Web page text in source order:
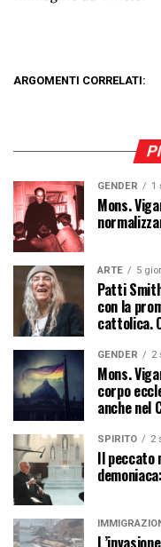
ARGOMENTI CORRELATI:
GENDER 1
Mons.
ARTE 5
Patti
con la
cattolica.
GENDER 2
Mons.
corpo
anche nel
SPIRITO 2
Il peccato